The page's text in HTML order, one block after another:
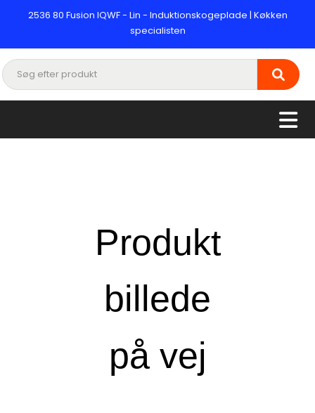
2536 80 Fusion IQWF - Lin - Induktionskogeplade | Køkken
specialisten